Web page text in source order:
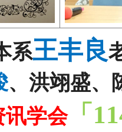
系王丰良
、洪翊盛、
讯学会「